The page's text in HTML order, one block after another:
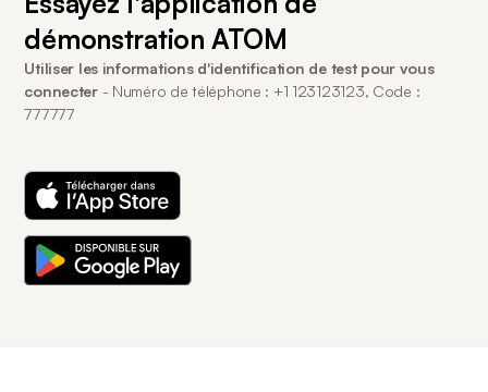
démonstration ATOM
Utiliser les informations d'identification de test pour vous
connecter- Numéro de téléphone : +1 123123123, Code :
777777